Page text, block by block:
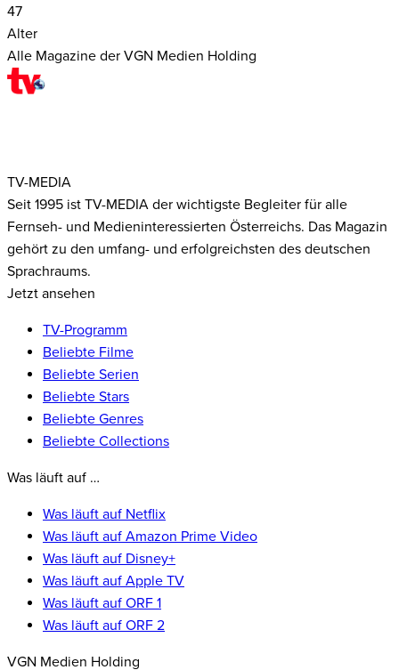
47
Alter
Alle Magazine der VGN Medien Holding
TV-MEDIA
Seit 1995 ist TV-MEDIA der wichtigste Begleiter für alle
Fernseh- und Medieninteressierten Österreichs. Das Magazin
gehört zu den umfang- und erfolgreichsten des deutschen
Sprachraums.
Jetzt ansehen
TV-Programm
Beliebte Filme
Beliebte Serien
Beliebte Stars
Beliebte Genres
Beliebte Collections
Was läuft auf …
Was läuft auf Netflix
Was läuft auf Amazon Prime Video
Was läuft auf Disney+
Was läuft auf Apple TV
Was läuft auf ORF 1
Was läuft auf ORF 2
VGN Medien Holding